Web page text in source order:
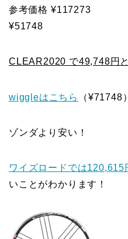
参考価格 ¥117273
¥51748
CLEAR2020 で49,748円
wiggleはこちら （¥71748）
ゾンダより安い！
ワイズロードでは120,615
いことがわかります！